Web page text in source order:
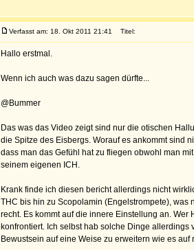
Verfasst am: 18. Okt 2011 21:41 Titel:
Hallo erstmal.
Wenn ich auch was dazu sagen dürfte...
@Bummer
Das was das Video zeigt sind nur die otischen
die Spitze des Eisbergs. Worauf es ankommt sind
dass man das Gefühl hat zu fliegen obwohl man
seinem eigenen ICH.
Krank finde ich diesen bericht allerdings nicht
THC bis hin zu Scopolamin (Engelstrompete),
recht. Es kommt auf die innere Einstellung an.
konfrontiert. Ich selbst hab solche Dinge
Bewustsein auf eine Weise zu erweitern wie es